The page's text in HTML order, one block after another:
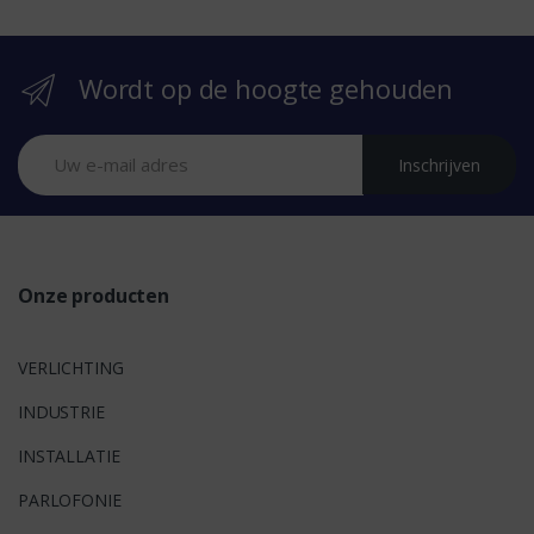
r
Wordt op de hoogte gehouden
Inschrijven
Onze producten
VERLICHTING
INDUSTRIE
INSTALLATIE
PARLOFONIE